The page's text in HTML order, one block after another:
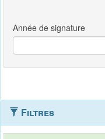
Filtres